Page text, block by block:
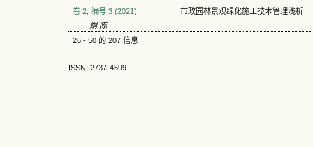
卷 2, 编号 3 (2021)
市政园林景观绿化施工技术管理浅析
娟 陈
26 - 50 的 207 信息
ISSN: 2737-4599